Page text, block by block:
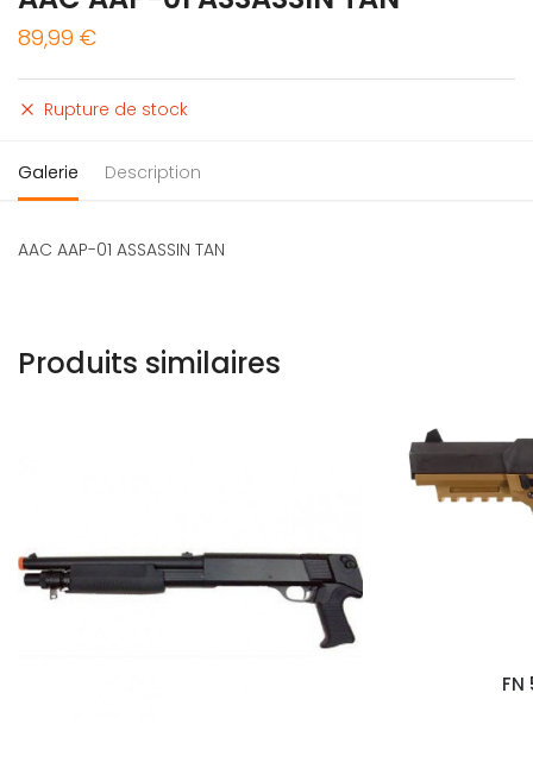
89,99 €
Rupture de stock
Galerie Description
AAC AAP-01 ASSASSIN TAN
Produits similaires
FN